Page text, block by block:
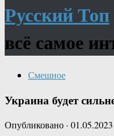
Русский Топ
всё самое
Смешное
Украина будет
Опубликовано · 01.05.2023